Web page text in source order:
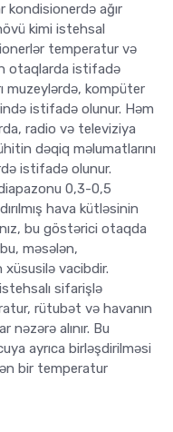
kondisionerdə ağır
kimi istehsal
temperatur və
otaqlarda istifadə
muzeylərdə, kompüter
istifadə olunur. Həm
radio və televiziya
dəqiq məlumatlarını
istifadə olunur.
0,3-0,5
hava kütləsinin
bu göstərici otaqda
məsələn,
xüsusilə vacibdir.
sifarişlə
rütubət və havanın
nəzərə alınır. Bu
ayrıca birləşdirilməsi
bir temperatur